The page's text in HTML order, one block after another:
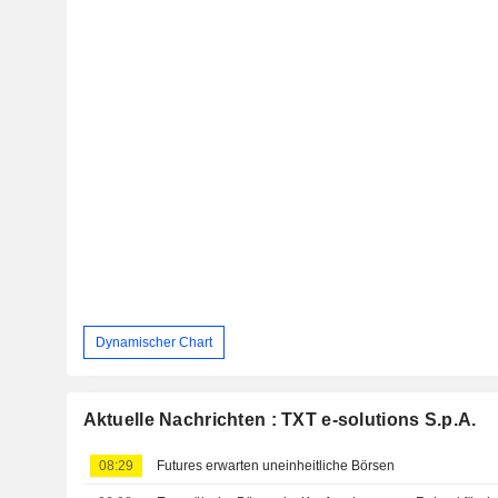
Dynamischer Chart
Aktuelle Nachrichten : TXT e-solutions S.p.A.
08:29 Futures erwarten uneinheitliche Börsen